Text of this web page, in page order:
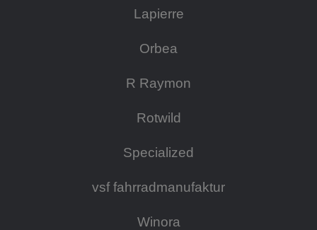
Lapierre
Orbea
R Raymon
Rotwild
Specialized
vsf fahrradmanufaktur
Winora